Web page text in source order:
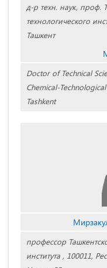
д-р техн. наук, проф.
технологического
Ташкент
Doctor of Technical
Chemical-
Tashkent
профессор
института , 100011,